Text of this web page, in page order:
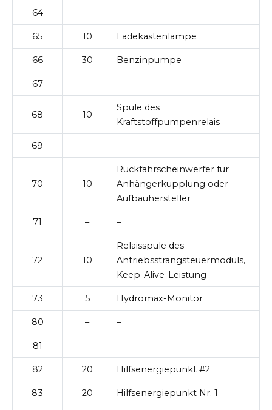
64 – –
65 10 Ladekastenlampe
66 30 Benzinpumpe
67 – –
68 10
Spule des
Kraftstoffpumpenrelais
69 – –
70 10
Rückfahrscheinwerfer für
Anhängerkupplung oder
Aufbauhersteller
71 – –
72 10
Relaisspule des
Antriebsstrangsteuermoduls,
Keep-Alive-Leistung
73 5 Hydromax-Monitor
80 – –
81 – –
82 20 Hilfsenergiepunkt #2
83 20 Hilfsenergiepunkt Nr. 1